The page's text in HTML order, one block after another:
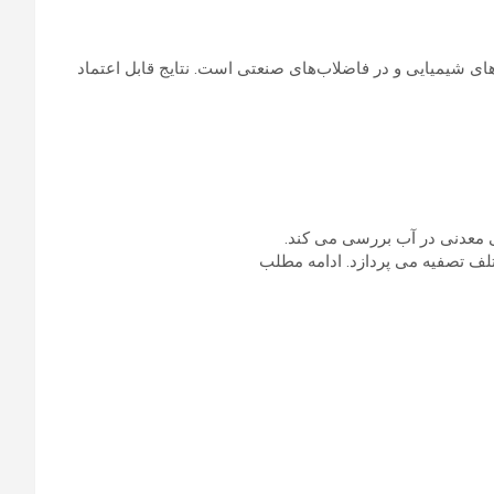
شیمیایی و در فاضلاب‌های صنعتی است. نتایج قابل اعتماد
معدنی در آب بررسی می کند.
تصفیه می پردازد. ادامه مطلب